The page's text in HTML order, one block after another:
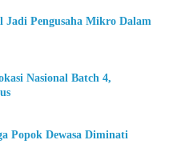
Pengusaha Mikro Dalam
Nasional Batch 4,
Popok Dewasa Diminati